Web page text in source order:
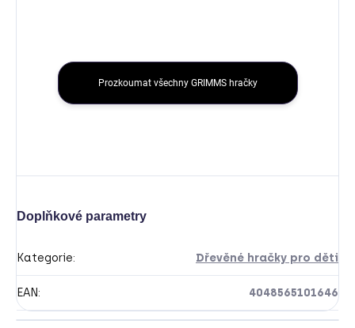
Prozkoumat všechny GRIMMS hračky
Doplňkové parametry
Kategorie: Dřevěné hračky pro děti
EAN: 4048565101646